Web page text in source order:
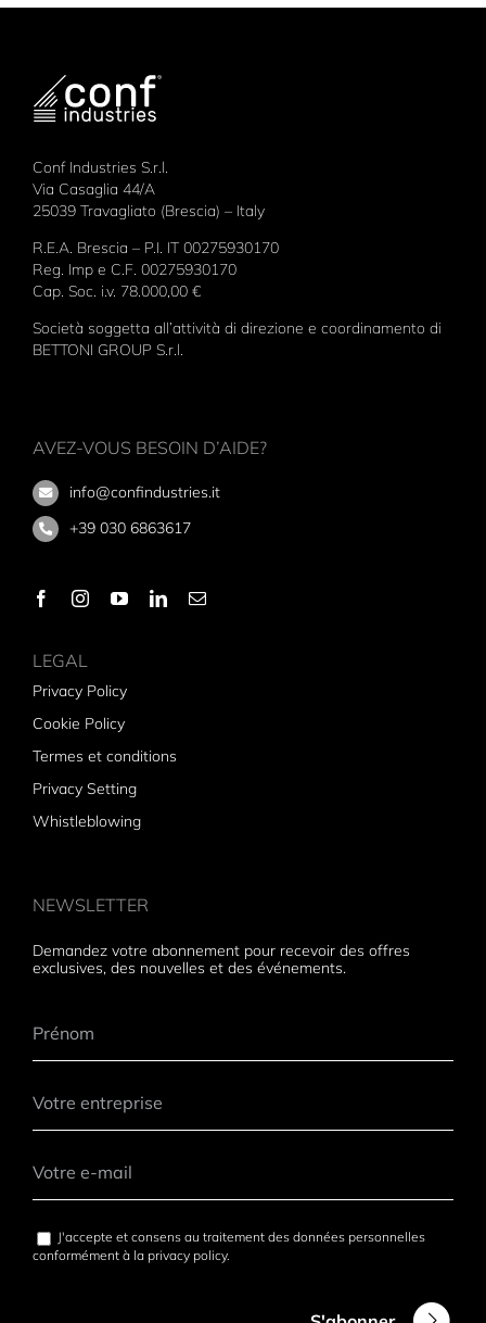
Conf Industries S.r.l.
Via Casaglia 44/A
25039 Travagliato (Brescia) – Italy
R.E.A. Brescia – P.I. IT 00275930170
Reg. Imp e C.F. 00275930170
Cap. Soc. i.v. 78.000,00 €
Società soggetta all’attività di direzione e coordinamento di
BETTONI GROUP S.r.l.
AVEZ-VOUS BESOIN D’AIDE?
info@confindustries.it
+39 030 6863617
LEGAL
Privacy Policy
Cookie Policy
Termes et conditions
Privacy Setting
Whistleblowing
NEWSLETTER
Demandez votre abonnement pour recevoir des offres
exclusives, des nouvelles et des événements.
J'accepte et consens au traitement des données personnelles
conformément à la privacy policy.